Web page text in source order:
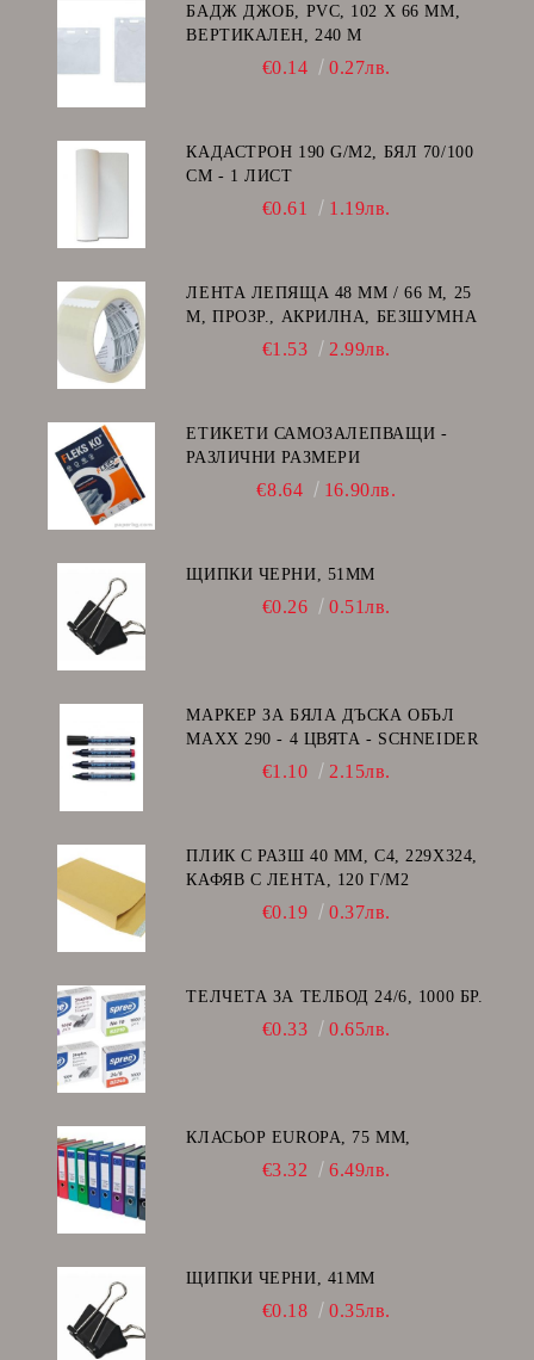
БАДЖ ДЖОБ, PVC, 102 Х 66 ММ,
ВЕРТИКАЛЕН, 240 Μ
€0.14 0.27лв.
КАДАСТРОН 190 G/M2, БЯЛ 70/100
СМ - 1 ЛИСТ
€0.61 1.19лв.
ЛЕНТА ЛЕПЯЩА 48 ММ / 66 М, 25
Μ, ПРОЗР., АКРИЛНА, БЕЗШУМНА
€1.53 2.99лв.
ЕТИКЕТИ САМОЗАЛЕПВАЩИ -
РАЗЛИЧНИ РАЗМЕРИ
€8.64 16.90лв.
ЩИПКИ ЧЕРНИ, 51ММ
€0.26 0.51лв.
МАРКЕР ЗА БЯЛА ДЪСКА ОБЪЛ
MAXX 290 - 4 ЦВЯТА - SCHNEIDER
€1.10 2.15лв.
ПЛИК С РАЗШ 40 MM, C4, 229Х324,
КАФЯВ С ЛЕНТА, 120 Г/М2
€0.19 0.37лв.
ТЕЛЧЕТА ЗА ТЕЛБОД 24/6, 1000 БР.
€0.33 0.65лв.
КЛАСЬОР EUROPA, 75 ММ,
€3.32 6.49лв.
ЩИПКИ ЧЕРНИ, 41ММ
€0.18 0.35лв.